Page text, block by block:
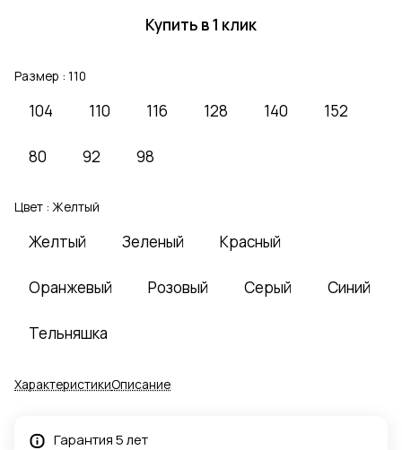
Купить в 1 клик
Размер : 110
104 110 116 128 140 152
80 92 98
Цвет : Желтый
Желтый Зеленый Красный
Оранжевый Розовый Серый Синий
Тельняшка
ХарактеристикиОписание
Гарантия 5 лет